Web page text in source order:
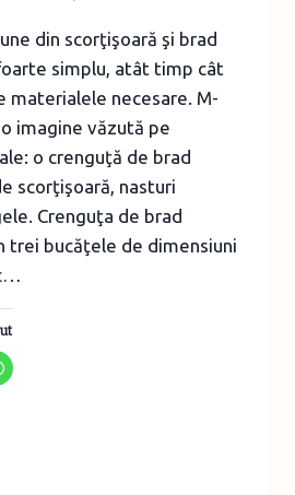
din scorţişoară şi brad
simplu, atât timp cât
materialele necesare. M-
imagine văzută pe
o crenguţă de brad
scorţişoară, nasturi
Crenguţa de brad
trei bucăţele de dimensiuni